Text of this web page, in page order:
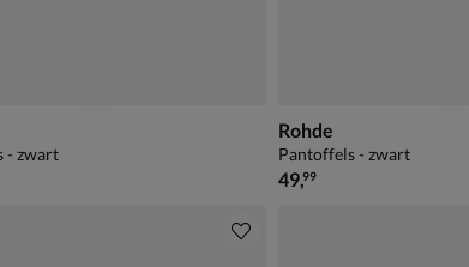
- zwart
Rohde
Pantoffels - zwart
€ 49,99
49,99